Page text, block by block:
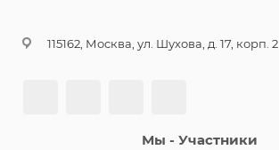
115162, Москва, ул. Шухова, д. 17, корп. 2
Мы - Участники